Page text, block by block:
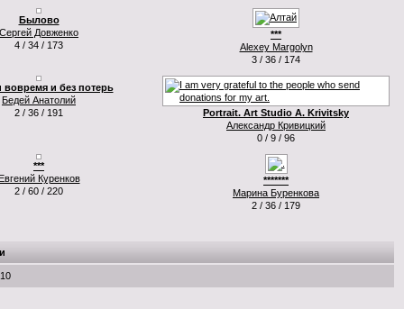
Былово
Сергей Довженко
4 / 34 / 173
***
Alexey Margolyn
3 / 36 / 174
вовремя и без потерь
Бедей Анатолий
2 / 36 / 191
Portrait. Art Studio A. Krivitsky
Александр Кривицкий
0 / 9 / 96
***
Евгений Куренков
2 / 60 / 220
*******
Марина Буренкова
2 / 36 / 179